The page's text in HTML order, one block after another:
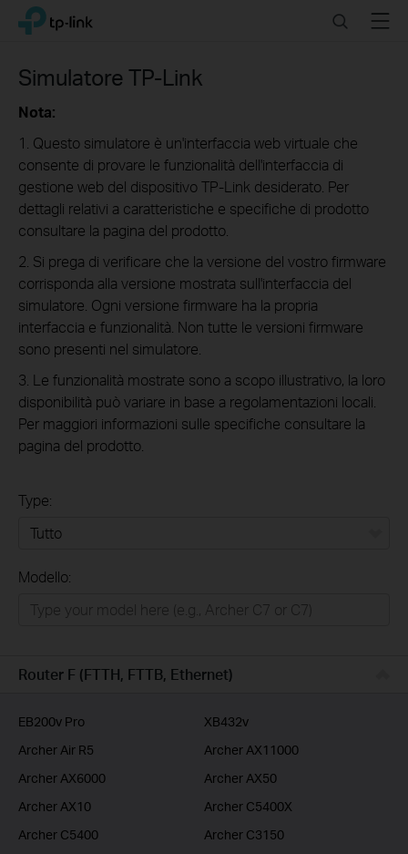
Click
navigation
TP-Link, Reliably Smart SearchMenu
Simulatore TP-Link
Nota:
1. Questo simulatore è un'interfaccia web virtuale che
consente di provare le funzionalità dell'interfaccia di
gestione web del dispositivo TP-Link desiderato. Per
dettagli relativi a caratteristiche e specifiche di prodotto
consultare la pagina del prodotto.
2. Si prega di verificare che la versione del vostro firmware
corrisponda alla versione mostrata sull'interfaccia del
simulatore. Ogni versione firmware ha la propria
interfaccia e funzionalità. Non tutte le versioni firmware
sono presenti nel simulatore.
3. Le funzionalità mostrate sono a scopo illustrativo, la loro
disponibilità può variare in base a regolamentazioni locali.
Per maggiori informazioni sulle specifiche consultare la
pagina del prodotto.
Type:
Business
Modello:
Router F (FTTH, FTTB, Ethernet)
EB200v Pro
XB432v
Archer Air R5
Archer AX11000
Archer AX6000
Archer AX50
Archer AX10
Archer C5400X
Archer C5400
Archer C3150